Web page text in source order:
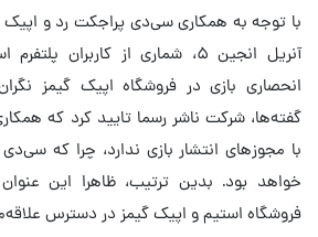
با توجه به همکاری سی‌دی پراجکت رد و اپیک
آنریل انجین ۵، شماری از کاربران
انحصاری بازی در فروشگاه اپیک گیمز
گفته‌ها، شرکت ناشر رسما تایید کرد که
با مجوزهای انتشار بازی ندارد، چرا که
خواهد بود. بدین ترتیب، ظاهرا این
فروشگاه استیم و اپیک گیمز در دسترس